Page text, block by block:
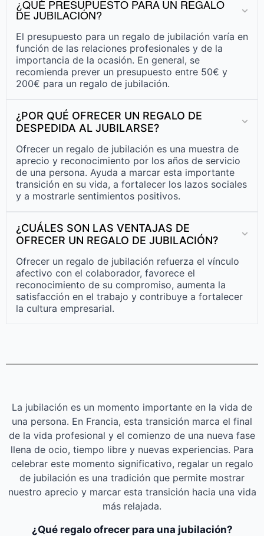
¿QUÉ PRESUPUESTO PARA UN REGALO
DE JUBILACIÓN?
El presupuesto para un regalo de jubilación varía en
función de las relaciones profesionales y de la
importancia de la ocasión. En general, se
recomienda prever un presupuesto entre 50€ y
200€ para un regalo de jubilación.
¿POR QUÉ OFRECER UN REGALO DE
DESPEDIDA AL JUBILARSE?
Ofrecer un regalo de jubilación es una muestra de
aprecio y reconocimiento por los años de servicio
de una persona. Ayuda a marcar esta importante
transición en su vida, a fortalecer los lazos sociales
y a mostrarle sentimientos positivos.
¿CUÁLES SON LAS VENTAJAS DE
OFRECER UN REGALO DE JUBILACIÓN?
Ofrecer un regalo de jubilación refuerza el vínculo
afectivo con el colaborador, favorece el
reconocimiento de su compromiso, aumenta la
satisfacción en el trabajo y contribuye a fortalecer
la cultura empresarial.
La jubilación es un momento importante en la vida de
una persona. En Francia, esta transición marca el final
de la vida profesional y el comienzo de una nueva fase
llena de ocio, tiempo libre y nuevas experiencias. Para
celebrar este momento significativo, regalar un regalo
de jubilación es una tradición que permite mostrar
nuestro aprecio y marcar esta transición hacia una vida
más relajada.
¿Qué regalo ofrecer para una jubilación?